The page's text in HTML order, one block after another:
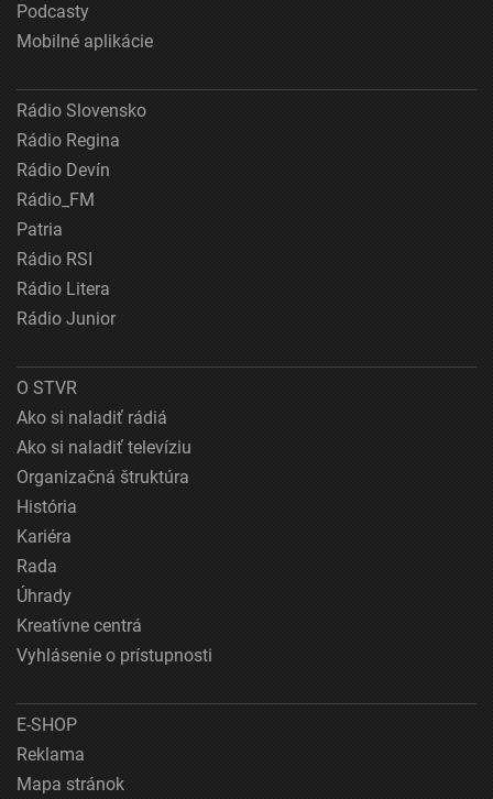
Podcasty
Mobilné aplikácie
Rádio Slovensko
Rádio Regina
Rádio Devín
Rádio_FM
Patria
Rádio RSI
Rádio Litera
Rádio Junior
O STVR
Ako si naladiť rádiá
Ako si naladiť televíziu
Organizačná štruktúra
História
Kariéra
Rada
Úhrady
Kreatívne centrá
Vyhlásenie o prístupnosti
E-SHOP
Reklama
Mapa stránok